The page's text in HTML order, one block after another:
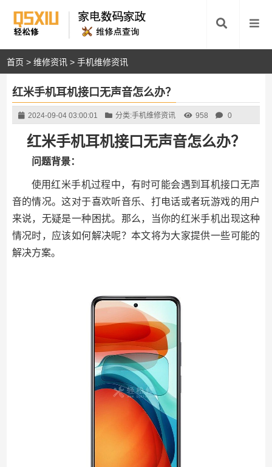
首页 >维修资讯 >手机维修资讯
红米手机耳机接口无声音怎么办？
2024-09-04 03:00:01 分类:手机维修资讯 958 0
红米手机耳机接口无声音怎么办？
问题背景：
使用红米手机过程中，有时可能会遇到耳机接口无声
音的情况。这对于喜欢听音乐、打电话或者玩游戏的用户
来说，无疑是一种困扰。那么，当你的红米手机出现这种
情况时，应该如何解决呢？本文将为大家提供一些可能的
解决方案。